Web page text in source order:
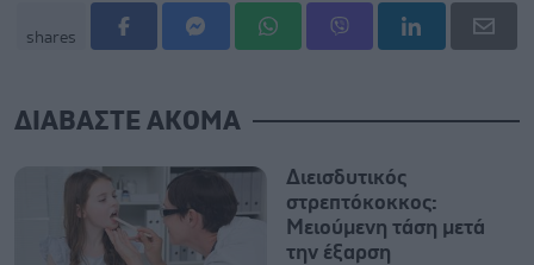
shares
ΔΙΑΒΑΣΤΕ ΑΚΟΜΑ
Διεισδυτικός
στρεπτόκοκκος:
Μειούμενη τάση μετά
την έξαρση